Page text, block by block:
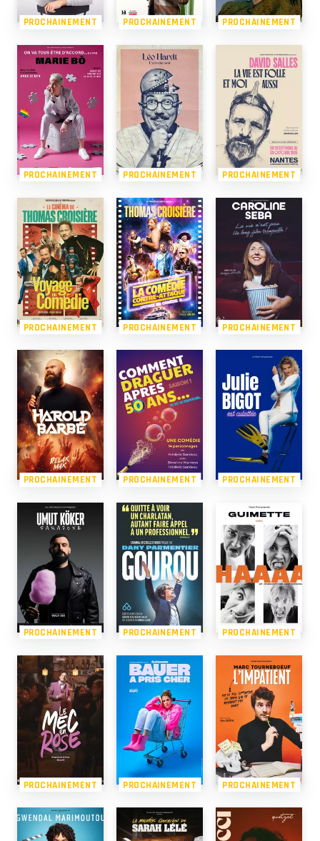
PROCHAINEMENT PROCHAINEMENT PROCHAINEMENT
PROCHAINEMENT PROCHAINEMENT PROCHAINEMENT
PROCHAINEMENT PROCHAINEMENT PROCHAINEMENT
PROCHAINEMENT PROCHAINEMENT PROCHAINEMENT
PROCHAINEMENT PROCHAINEMENT PROCHAINEMENT
PROCHAINEMENT PROCHAINEMENT PROCHAINEMENT